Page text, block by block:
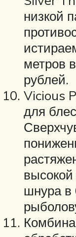
низкой
метров
рублей.
Vicious
для
шнура в